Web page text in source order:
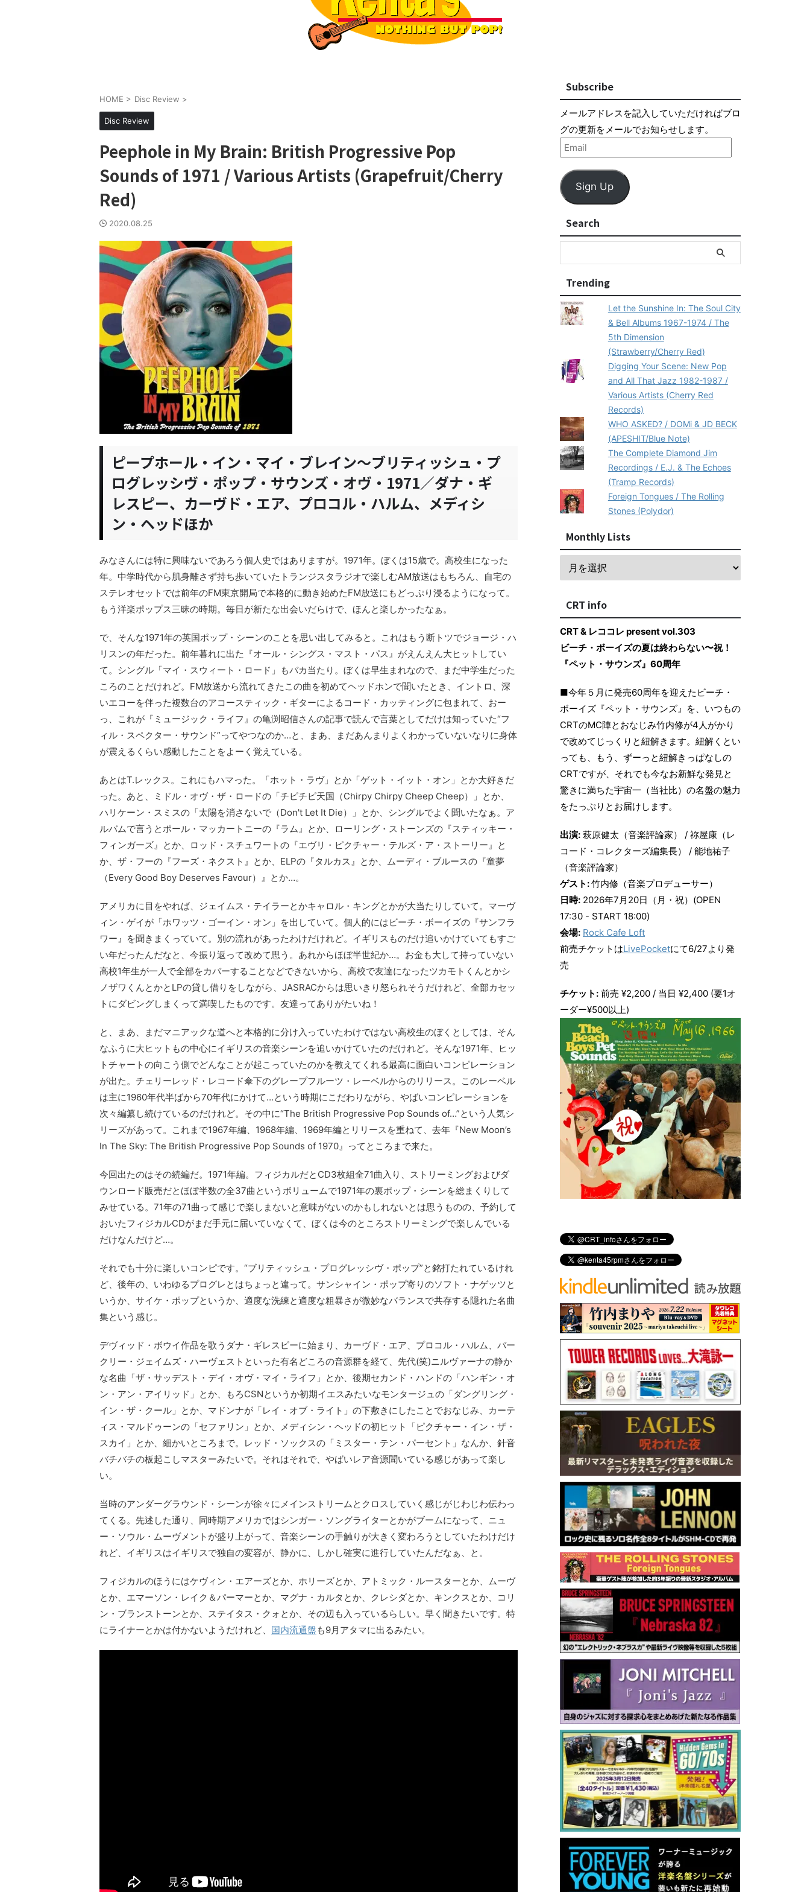
HOME > Disc Review >
Disc Review
Peephole in My Brain: British Progressive Pop
Sounds of 1971 / Various Artists (Grapefruit/Cherry
Red)
2020.08.25
ピープホール・イン・マイ・ブレイン～ブリティッシュ・プ
ログレッシヴ・ポップ・サウンズ・オヴ・1971／ダナ・ギ
レスピー、カーヴド・エア、プロコル・ハルム、メディシ
ン・ヘッドほか
みなさんには特に興味ないであろう個人史ではありますが。1971年。ぼくは15歳で。高校生になった
年。中学時代から肌身離さず持ち歩いていたトランジスタラジオで楽しむAM放送はもちろん、自宅の
ステレオセットでは前年のFM東京開局で本格的に動き始めたFM放送にもどっぷり浸るようになって。
もう洋楽ポップス三昧の時期。毎日が新たな出会いだらけで、ほんと楽しかったなぁ。
で、そんな1971年の英国ポップ・シーンのことを思い出してみると。これはもう断トツでジョージ・ハ
リスンの年だった。前年暮れに出た『オール・シングス・マスト・パス』がえんえん大ヒットしてい
て。シングル「マイ・スウィート・ロード」もバカ当たり。ぼくは早生まれなので、まだ中学生だった
ころのことだけれど。FM放送から流れてきたこの曲を初めてヘッドホンで聞いたとき、イントロ、深
いエコーを伴った複数台のアコースティック・ギターによるコード・カッティングに包まれて、おー
っ、これが『ミュージック・ライフ』の亀渕昭信さんの記事で読んで言葉としてだけは知っていた“フ
ィル・スペクター・サウンド”ってやつなのか…と、まあ、まだあんまりよくわかっていないなりに身体
が震えるくらい感動したことをよーく覚えている。
あとはT.レックス。これにもハマった。「ホット・ラヴ」とか「ゲット・イット・オン」とか大好きだ
った。あと、ミドル・オヴ・ザ・ロードの「チピチピ天国（Chirpy Chirpy Cheep Cheep）」とか、
ハリケーン・スミスの「太陽を消さないで（Don't Let It Die）」とか、シングルでよく聞いたなぁ。ア
ルバムで言うとポール・マッカートニーの『ラム』とか、ローリング・ストーンズの『スティッキー・
フィンガーズ』とか、ロッド・スチュワートの『エヴリ・ピクチャー・テルズ・ア・ストーリー』と
か、ザ・フーの『フーズ・ネクスト』とか、ELPの『タルカス』とか、ムーディ・ブルースの『童夢
（Every Good Boy Deserves Favour）』とか…。
アメリカに目をやれば、ジェイムス・テイラーとかキャロル・キングとかが大当たりしていて。マーヴ
ィン・ゲイが「ホワッツ・ゴーイン・オン」を出していて。個人的にはビーチ・ボーイズの『サンフラ
ワー』を聞きまくっていて。別の流れがあったわけだけれど。イギリスものだけ追いかけていてもすご
い年だったんだなと、今振り返って改めて思う。あれからほぼ半世紀か…。お金も大して持っていない
高校1年生が一人で全部をカバーすることなどできないから、高校で友達になったツカモトくんとかシ
ノザワくんとかとLPの貸し借りをしながら、JASRACからは思いきり怒られそうだけれど、全部カセッ
トにダビングしまくって満喫したものです。友達ってありがたいね！
と、まあ、まだマニアックな道へと本格的に分け入っていたわけではない高校生のぼくとしては、そん
なふうに大ヒットもの中心にイギリスの音楽シーンを追いかけていたのだけれど。そんな1971年、ヒッ
トチャートの向こう側でどんなことが起こっていたのかを教えてくれる最高に面白いコンピレーション
が出た。チェリーレッド・レコード傘下のグレープフルーツ・レーベルからのリリース。このレーベル
は主に1960年代半ばから70年代にかけて…という時期にこだわりながら、やばいコンピレーションを
次々編纂し続けているのだけれど。その中に“The British Progressive Pop Sounds of…”という人気シ
リーズがあって。これまで1967年編、1968年編、1969年編とリリースを重ねて、去年『New Moon’s
In The Sky: The British Progressive Pop Sounds of 1970』ってところまで来た。
今回出たのはその続編だ。1971年編。フィジカルだとCD3枚組全71曲入り、ストリーミングおよびダ
ウンロード販売だとほぼ半数の全37曲というボリュームで1971年の裏ポップ・シーンを総まくりして
みせている。71年の71曲って感じで楽しまないと意味がないのかもしれないとは思うものの、予約して
おいたフィジカルCDがまだ手元に届いていなくて、ぼくは今のところストリーミングで楽しんでいる
だけなんだけど…。
それでも十分に楽しいコンピです。“ブリティッシュ・プログレッシヴ・ポップ”と銘打たれているけれ
ど、後年の、いわゆるプログレとはちょっと違って。サンシャイン・ポップ寄りのソフト・ナゲッツと
いうか、サイケ・ポップというか、適度な洗練と適度な粗暴さが微妙なバランスで共存する隠れた名曲
集という感じ。
デヴィッド・ボウイ作品を歌うダナ・ギレスピーに始まり、カーヴド・エア、プロコル・ハルム、バー
クリー・ジェイムズ・ハーヴェストといった有名どころの音源群を経て、先代(笑)ニルヴァーナの静か
な名曲「ザ・サッデスト・デイ・オヴ・マイ・ライフ」とか、後期セカンド・ハンドの「ハンギン・オ
ン・アン・アイリッド」とか、もろCSNというか初期イエスみたいなモンタージュの「ダングリング・
イン・ザ・クール」とか、マドンナが「レイ・オブ・ライト」の下敷きにしたことでおなじみ、カーテ
ィス・マルドゥーンの「セファリン」とか、メディシン・ヘッドの初ヒット「ピクチャー・イン・ザ・
スカイ」とか、細かいところまで。レッド・ソックスの「ミスター・テン・パーセント」なんか、針音
バチバチの板起こしマスターみたいで。それはそれで、やばいレア音源聞いている感じがあって楽し
い。
当時のアンダーグラウンド・シーンが徐々にメインストリームとクロスしていく感じがじわじわ伝わっ
てくる。先述した通り、同時期アメリカではシンガー・ソングライターとかがブームになって、ニュ
ー・ソウル・ムーヴメントが盛り上がって、音楽シーンの手触りが大きく変わろうとしていたわけだけ
れど、イギリスはイギリスで独自の変容が、静かに、しかし確実に進行していたんだなぁ、と。
フィジカルのほうにはケヴィン・エアーズとか、ホリーズとか、アトミック・ルースターとか、ムーヴ
とか、エマーソン・レイク＆パーマーとか、マグナ・カルタとか、クレシダとか、キンクスとか、コリ
ン・ブランストーンとか、ステイタス・クォとか、その辺も入っているらしい。早く聞きたいです。特
にライナーとかは付かないようだけれど、 国内流通盤 も9月アタマに出るみたい。
Subscribe
メールアドレスを記入していただければブロ
グの更新をメールでお知らせします。
Sign Up
Search
Trending
Let the Sunshine In: The Soul City
& Bell Albums 1967-1974 / The
5th Dimension
(Strawberry/Cherry Red)
Digging Your Scene: New Pop
and All That Jazz 1982-1987 /
Various Artists (Cherry Red
Records)
WHO ASKED? / DOMi & JD BECK
(APESHIT/Blue Note)
The Complete Diamond Jim
Recordings / E.J. & The Echoes
(Tramp Records)
Foreign Tongues / The Rolling
Stones (Polydor)
Monthly Lists
CRT info
CRT & レココレ present vol.303
ビーチ・ボーイズの夏は終わらない〜祝！
『ペット・サウンズ』60周年
■今年５月に発売60周年を迎えたビーチ・
ボーイズ『ペット・サウンズ』を、いつもの
CRTのMC陣とおなじみ竹内修が4人がかり
で改めてじっくりと紐解きます。紐解くとい
っても、もう、ずーっと紐解きっぱなしの
CRTですが、それでも今なお新鮮な発見と
驚きに満ちた宇宙一（当社比）の名盤の魅力
をたっぷりとお届けします。
出演: 萩原健太（音楽評論家） / 祢屋康（レ
コード・コレクターズ編集長） / 能地祐子
（音楽評論家）
ゲスト:竹内修（音楽プロデューサー）
日時: 2026年7月20日（月・祝）(OPEN
17:30 - START 18:00)
会場: Rock Cafe Loft
前売チケットはLivePocketにて6/27より発
売
チケット: 前売 ¥2,200 / 当日 ¥2,400 (要1オ
ーダー¥500以上)